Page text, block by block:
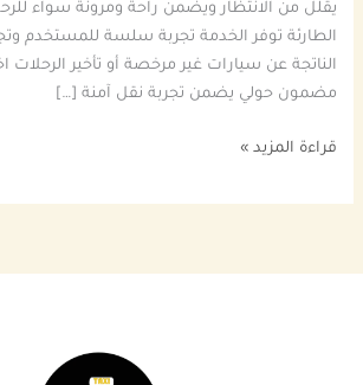
يقلل من الانتظار ويضمن راحة ومرونة سواء
الطارئة توفر الخدمة تجربة سلسة للمستخدم
الناتجة عن سيارات غير مرخصة أو تأخير الرحلات
مضمون حولي يضمن تجربة نقل آمنة […]
قراءة المزيد »